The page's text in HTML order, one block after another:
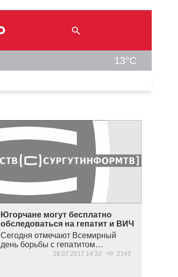
13°C
Югорчане могут бесплатно
обследоваться на гепатит и ВИЧ
Сегодня отмечают Всемирный
день борьбы с гепатитом…
28.07.2017 14:32 2143